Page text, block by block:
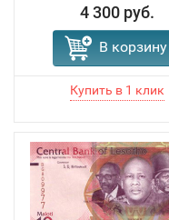
4 300 руб.
В корзину